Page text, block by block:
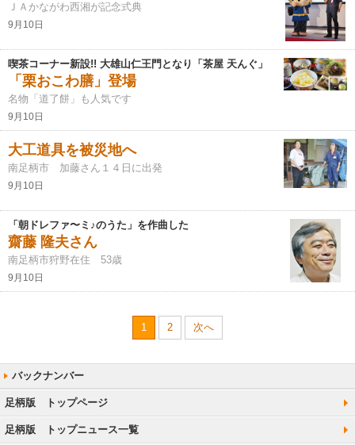
ＪＡかながわ西湘が記念式典
9月10日
喫茶コーナー新設!! 大雄山仁王門となり「茶屋 天んぐ」
「栗おこわ膳」登場
名物「道了餅」も人気です
9月10日
大工道具を被災地へ
南足柄市 加藤さん１４日に出発
9月10日
「朝ドレファ〜ミ♪のうた」を作曲した
齋藤 隆夫さん
南足柄市狩野在住 53歳
9月10日
1 2 次へ
足柄版 トップページ
足柄版 トップニュース一覧